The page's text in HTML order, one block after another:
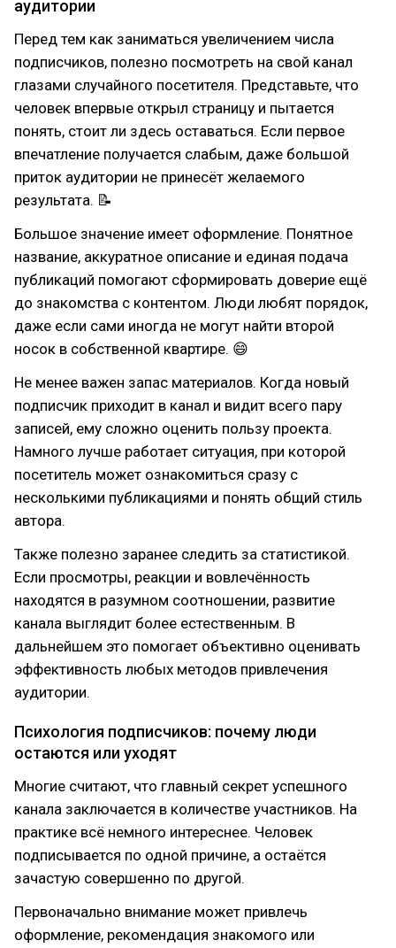
аудитории
Перед тем как заниматься увеличением числа
подписчиков, полезно посмотреть на свой канал
глазами случайного посетителя. Представьте, что
человек впервые открыл страницу и пытается
понять, стоит ли здесь оставаться. Если первое
впечатление получается слабым, даже большой
приток аудитории не принесёт желаемого
результата. 📝
Большое значение имеет оформление. Понятное
название, аккуратное описание и единая подача
публикаций помогают сформировать доверие ещё
до знакомства с контентом. Люди любят порядок,
даже если сами иногда не могут найти второй
носок в собственной квартире. 😄
Не менее важен запас материалов. Когда новый
подписчик приходит в канал и видит всего пару
записей, ему сложно оценить пользу проекта.
Намного лучше работает ситуация, при которой
посетитель может ознакомиться сразу с
несколькими публикациями и понять общий стиль
автора.
Также полезно заранее следить за статистикой.
Если просмотры, реакции и вовлечённость
находятся в разумном соотношении, развитие
канала выглядит более естественным. В
дальнейшем это помогает объективно оценивать
эффективность любых методов привлечения
аудитории.
Психология подписчиков: почему люди
остаются или уходят
Многие считают, что главный секрет успешного
канала заключается в количестве участников. На
практике всё немного интереснее. Человек
подписывается по одной причине, а остаётся
зачастую совершенно по другой.
Первоначально внимание может привлечь
оформление, рекомендация знакомого или